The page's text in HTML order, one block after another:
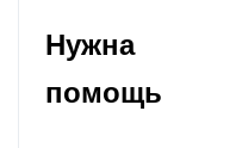
Нужна
помощь